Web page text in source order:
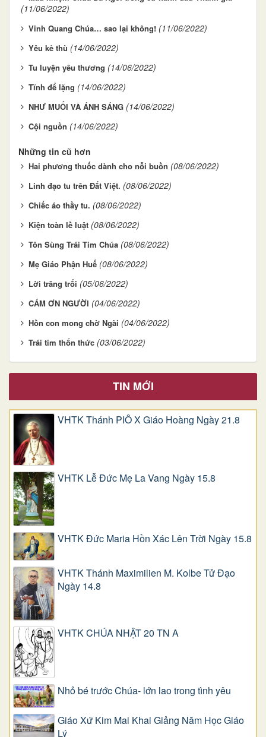
(11/06/2022)
Vinh Quang Chúa… sao lại không! (11/06/2022)
Yêu kẻ thù (14/06/2022)
Tu luyện yêu thương (14/06/2022)
Tĩnh để lặng (14/06/2022)
NHƯ MUỐI VÀ ÁNH SÁNG (14/06/2022)
Cội nguồn (14/06/2022)
Những tin cũ hơn
Hai phương thuốc dành cho nỗi buồn (08/06/2022)
Linh đạo tu trên Đất Việt. (08/06/2022)
Chiếc áo thầy tu. (08/06/2022)
Kiện toàn lề luật (08/06/2022)
Tôn Sùng Trái Tim Chúa (08/06/2022)
Mẹ Giáo Phận Huế (08/06/2022)
Lời trăng trối (05/06/2022)
CÁM ƠN NGƯỜI (04/06/2022)
Hồn con mong chờ Ngài (04/06/2022)
Trái tim thổn thức (03/06/2022)
TIN MỚI
VHTK Thánh PIÔ X Giáo Hoàng Ngày 21.8
VHTK Lễ Đức Mẹ La Vang Ngày 15.8
VHTK Đức Maria Hồn Xác Lên Trời Ngày 15.8
VHTK Thánh Maximilien M. Kolbe Tử Đạo
Ngày 14.8
VHTK CHÚA NHẬT 20 TN A
Nhỏ bé trước Chúa- lớn lao trong tình yêu
Giáo Xứ Kim Mai Khai Giảng Năm Học Giáo
Lý